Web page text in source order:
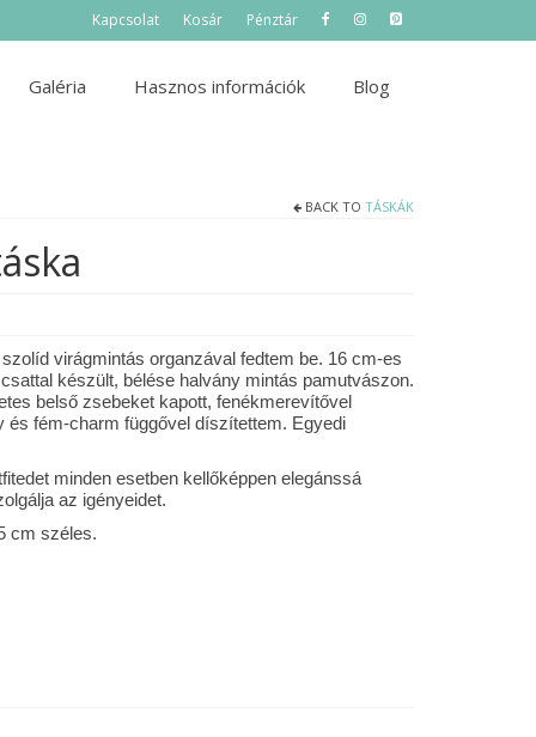
Kapcsolat Kosár Pénztár
Galéria Hasznos információk Blog
BACK TO TÁSKÁK
virágmintás organzával fedtem be. 16 cm-es
készült, bélése halvány mintás pamutvászon.
belső zsebeket kapott, fenékmerevítővel
fém-charm függővel díszítettem. Egyedi
minden esetben kellőképpen elegánssá
az igényeidet.
cm széles.